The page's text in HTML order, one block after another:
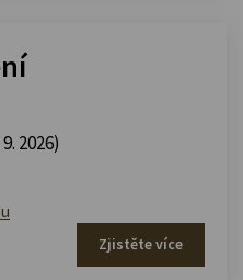
2026)
Zjistěte více